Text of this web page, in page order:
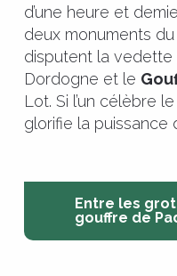
d’une heure et
deux monuments
disputent la vedette
Dordogne et le
Lot. Si l’un célèbre
glorifie la puissance
Entre les
gouffre de